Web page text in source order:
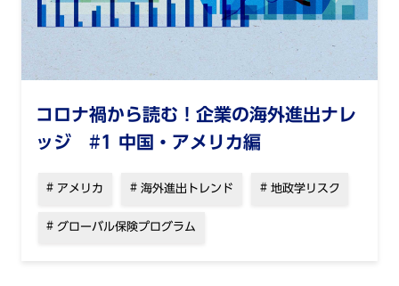
コロナ禍から読む！企業の海外進出ナレ
ッジ #1 中国・アメリカ編
アメリカ 海外進出トレンド 地政学リスク
グローバル保険プログラム